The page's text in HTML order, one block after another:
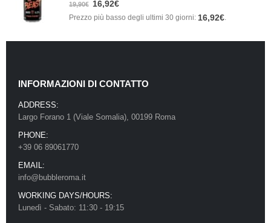
19,90€ 16,92€
Prezzo più basso degli ultimi 30 giorni: 16,92€.
INFORMAZIONI DI CONTATTO
ADDRESS:
Largo Forano 1 (Viale Somalia), 00199 Roma
PHONE:
+39 06 89061770
EMAIL:
info@bubbleroma.it
WORKING DAYS/HOURS:
Lunedì - Sabato: 11:30 - 19:15